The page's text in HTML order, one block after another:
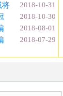
2018-10-31
将
2018-10-30
2018-08-01
2018-07-29